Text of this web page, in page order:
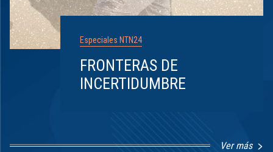
Especiales NTN24
FRONTERAS DE
INCERTIDUMBRE
Ver más